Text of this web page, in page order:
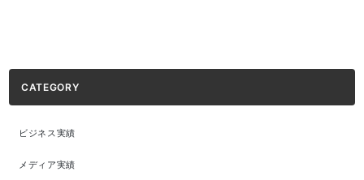
CATEGORY
ビジネス実績
メディア実績